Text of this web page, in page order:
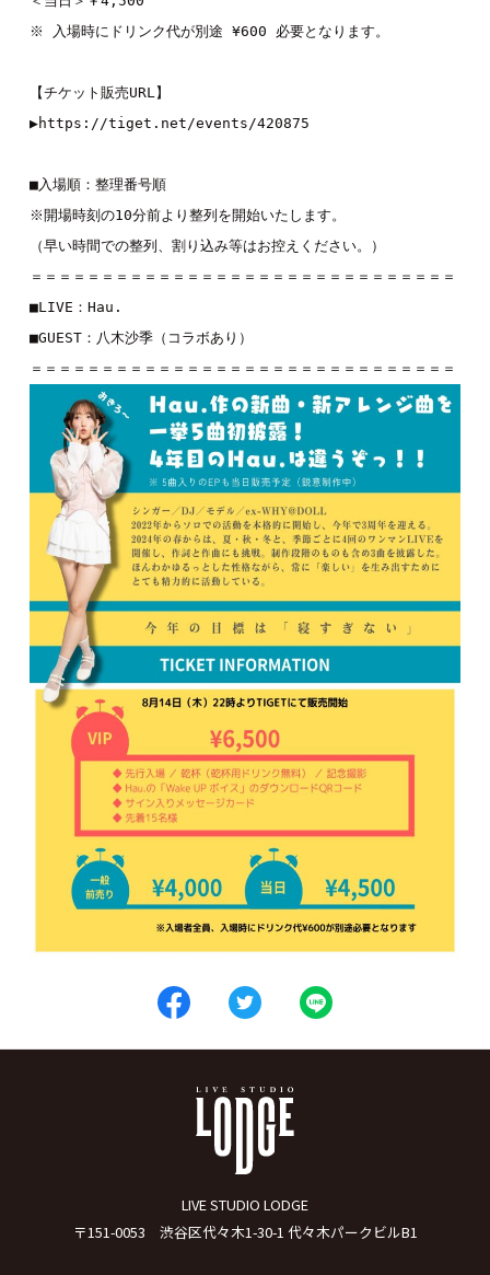
※ 入場時にドリンク代が別途 ¥600 必要となります。
【チケット販売URL】
▶︎https://tiget.net/events/420875
■入場順：整理番号順
※開場時刻の10分前より整列を開始いたします。
（早い時間での整列、割り込み等はお控えください。）
＝＝＝＝＝＝＝＝＝＝＝＝＝＝＝＝＝＝＝＝＝＝＝＝＝＝＝＝＝＝
■LIVE：Hau.
■GUEST：八木沙季（コラボあり）
LIVE STUDIO LODGE
〒151-0053 渋谷区代々木1-30-1 代々木パークビルB1